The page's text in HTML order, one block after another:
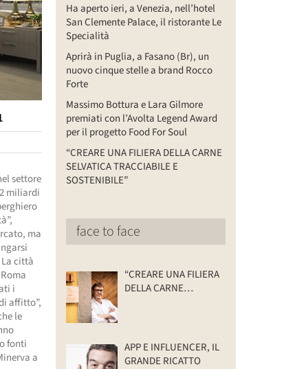
settore
miliardi
ma
città
i
affitto”,
le
fonti
a
Ha aperto ieri, a Venezia, nell’hotel
San Clemente Palace, il ristorante Le
Specialità
Aprirà in Puglia, a Fasano (Br), un
nuovo cinque stelle a brand Rocco
Forte
Massimo Bottura e Lara Gilmore
premiati con l’Avolta Legend Award
per il progetto Food For Soul
“CREARE UNA FILIERA DELLA CARNE
SELVATICA TRACCIABILE E
SOSTENIBILE”
face to face
“CREARE UNA FILIERA
DELLA CARNE
APP E INFLUENCER, IL
GRANDE RICATTO